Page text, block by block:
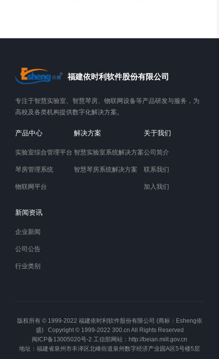
福建依时利软件股份有限公司
专注于智慧实验室、智慧琴房、物联网设备等产品研发与服务，为
高校及各类机构提供数字化解决方案。
产品中心
实验室综合管理平台
琴房管理系统
物联网平台
解决方案
智慧实验室系统解决方案
智慧琴房系统解决方案
关于我们
公司简介
联系我们
加入我们
新闻资讯
企业新闻
公司公告
行业类别
版权所有 © 1999-2022 福建依时利软件股份有限公司 (商标：Esheng依
盛) Copyright © 1999-2022 300.cn All Rights Reserved
闽ICP备13005020号-2 工信部网站： http://beian.miit.gov.cn
地址：福建省泉州市丰泽区北峰街道泉州数字经济产业园A区5号楼5层